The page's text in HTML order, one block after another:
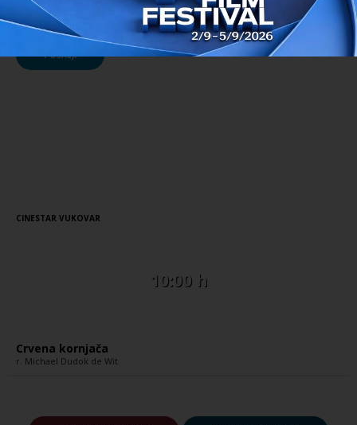
POŠALJI
CINESTAR VUKOVAR
10:00 h
Crvena kornjača
r. Michael Dudok de Wit